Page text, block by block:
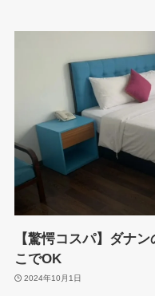
【驚愕コスパ】ダナ
こでOK
2024年10月1日